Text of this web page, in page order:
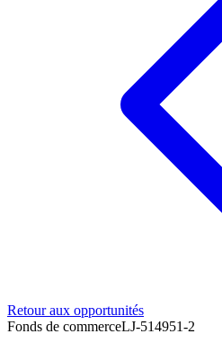
Retour aux opportunités
Fonds de commerceLJ-514951-2